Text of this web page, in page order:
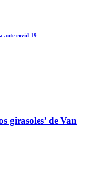
ante covid-19
girasoles’ de Van